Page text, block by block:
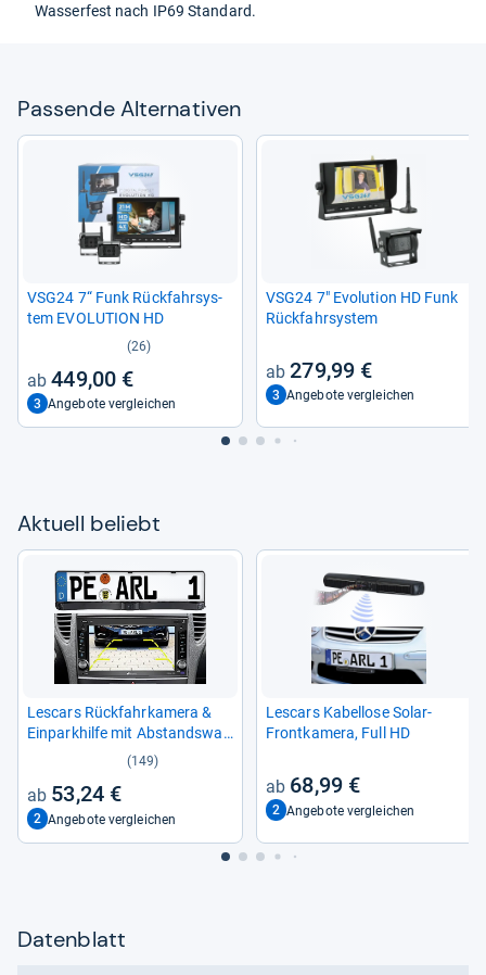
Was­ser­fest nach IP69 Stan­dard.
Pas­sende Alter­na­ti­ven
VSG24 7“ Funk Rück­fahr­sys­
tem EVO­LU­TION HD
(26)
449,00 €
3 Angebote vergleichen
VSG24 7" Evo­lu­tion HD Funk
Rück­fahr­sys­tem
279,99 €
3 Angebote vergleichen
Aktu­ell beliebt
Les­cars Rück­fahr­ka­mera &
Ein­park­hilfe mit Abstands­war­
(149)
53,24 €
2 Angebote vergleichen
Les­cars Kabel­lose Solar-​
Front­ka­mera, Full HD
68,99 €
2 Angebote vergleichen
Datenblatt